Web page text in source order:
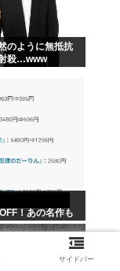
のように無抵抗
殺…www
・ゲート』が
！あの名作も
モメン…急
サイドバー